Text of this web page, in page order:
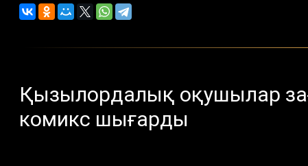
Қызылордалық оқушылар
комикс шығарды